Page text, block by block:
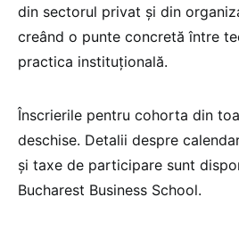
din sectorul privat și din
creând o punte concretă între
practica instituțională.
Înscrierile pentru cohorta din
deschise. Detalii despre
și taxe de participare sunt
Bucharest Business School.